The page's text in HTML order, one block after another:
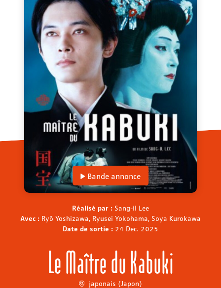
Bande annonce
Réalisé par : Sang-il Lee
Avec : Ryô Yoshizawa, Ryusei Yokohama, Soya Kurokawa
Date de sortie : 24 Dec. 2025
Le Maître du Kabuki
japonais (Japon)